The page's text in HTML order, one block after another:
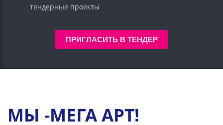
тендерные проекты
ПРИГЛАСИТЬ В ТЕНДЕР
МЫ -МЕГА АРТ!